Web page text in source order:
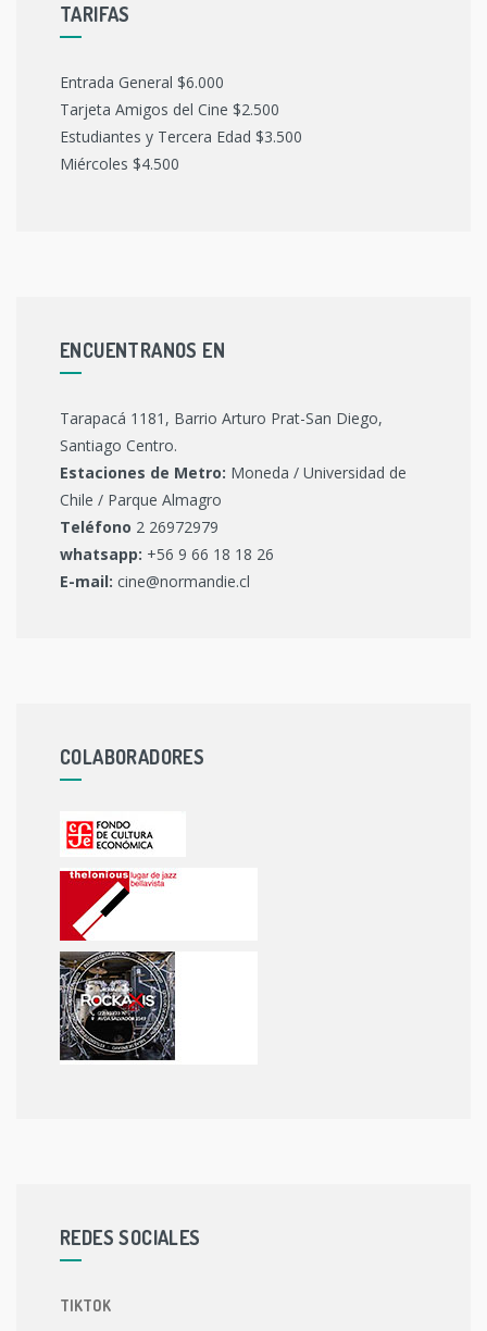
TARIFAS
Entrada General $6.000
Tarjeta Amigos del Cine $2.500
Estudiantes y Tercera Edad $3.500
Miércoles $4.500
ENCUENTRANOS EN
Tarapacá 1181, Barrio Arturo Prat-San Diego,
Santiago Centro.
Estaciones de Metro: Moneda / Universidad de
Chile / Parque Almagro
Teléfono 2 26972979
whatsapp: +56 9 66 18 18 26
E-mail: cine@normandie.cl
COLABORADORES
REDES SOCIALES
TIKTOK